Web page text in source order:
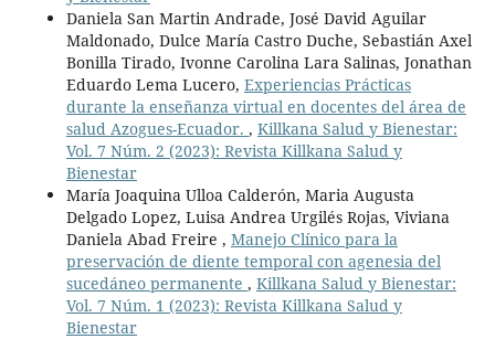
Daniela San Martin Andrade, José David Aguilar
Maldonado, Dulce María Castro Duche, Sebastián Axel
Bonilla Tirado, Ivonne Carolina Lara Salinas, Jonathan
Eduardo Lema Lucero, Experiencias Prácticas
durante la enseñanza virtual en docentes del área de
salud Azogues-Ecuador. , Killkana Salud y Bienestar:
Vol. 7 Núm. 2 (2023): Revista Killkana Salud y
Bienestar
María Joaquina Ulloa Calderón, Maria Augusta
Delgado Lopez, Luisa Andrea Urgilés Rojas, Viviana
Daniela Abad Freire , Manejo Clínico para la
preservación de diente temporal con agenesia del
sucedáneo permanente , Killkana Salud y Bienestar:
Vol. 7 Núm. 1 (2023): Revista Killkana Salud y
Bienestar